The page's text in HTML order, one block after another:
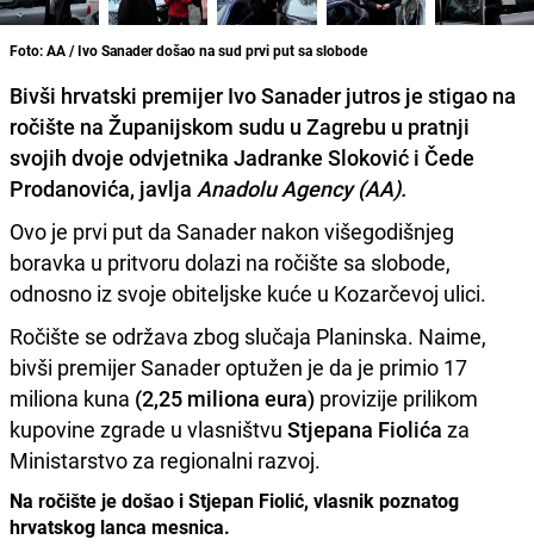
Foto: AA / Ivo Sanader došao na sud prvi put sa slobode
Bivši hrvatski premijer Ivo Sanader jutros je stigao na
ročište na Županijskom sudu u Zagrebu u pratnji
svojih dvoje odvjetnika Jadranke Sloković i Čede
Prodanovića, javlja Anadolu Agency (AA).
Ovo je prvi put da Sanader nakon višegodišnjeg
boravka u pritvoru dolazi na ročište sa slobode,
odnosno iz svoje obiteljske kuće u Kozarčevoj ulici.
Ročište se održava zbog slučaja Planinska. Naime,
bivši premijer Sanader optužen je da je primio 17
miliona kuna (2,25 miliona eura) provizije prilikom
kupovine zgrade u vlasništvu Stjepana Fiolića za
Ministarstvo za regionalni razvoj.
Na ročište je došao i Stjepan Fiolić, vlasnik poznatog
hrvatskog lanca mesnica.